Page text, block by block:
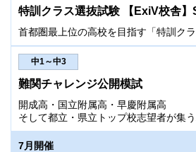
特訓クラス選抜試験 【ExiV校舎
首都圏最上位の高校を目指す「特訓ク
中1～中3
難関チャレンジ公開模試
開成高・国立附属高・早慶附属高
そして都立・県立トップ校志望者が集
7月開催